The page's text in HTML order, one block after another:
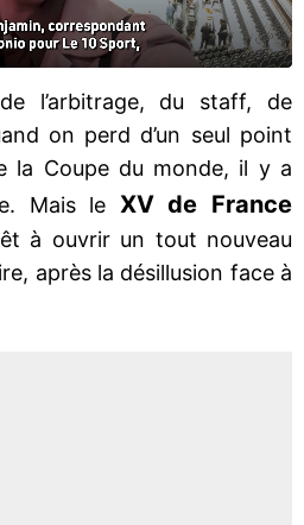
l’arbitrage, du staff, de
on perd d’un seul point
la Coupe du monde, il y a
Mais le XV de France
à ouvrir un tout nouveau
après la désillusion face à